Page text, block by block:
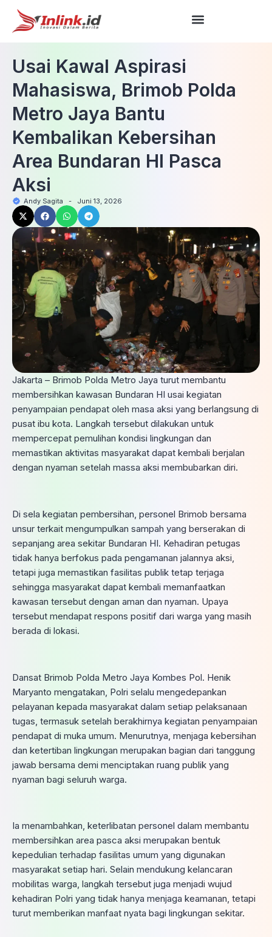
Usai Kawal Aspirasi
Mahasiswa, Brimob Polda
Metro Jaya Bantu
Kembalikan Kebersihan
Area Bundaran HI Pasca
Aksi
Andy Sagita - Juni 13, 2026
Jakarta – Brimob Polda Metro Jaya turut membantu
membersihkan kawasan Bundaran HI usai kegiatan
penyampaian pendapat oleh masa aksi yang berlangsung di
pusat ibu kota. Langkah tersebut dilakukan untuk
mempercepat pemulihan kondisi lingkungan dan
memastikan aktivitas masyarakat dapat kembali berjalan
dengan nyaman setelah massa aksi membubarkan diri.
Di sela kegiatan pembersihan, personel Brimob bersama
unsur terkait mengumpulkan sampah yang berserakan di
sepanjang area sekitar Bundaran HI. Kehadiran petugas
tidak hanya berfokus pada pengamanan jalannya aksi,
tetapi juga memastikan fasilitas publik tetap terjaga
sehingga masyarakat dapat kembali memanfaatkan
kawasan tersebut dengan aman dan nyaman. Upaya
tersebut mendapat respons positif dari warga yang masih
berada di lokasi.
Dansat Brimob Polda Metro Jaya Kombes Pol. Henik
Maryanto mengatakan, Polri selalu mengedepankan
pelayanan kepada masyarakat dalam setiap pelaksanaan
tugas, termasuk setelah berakhirnya kegiatan penyampaian
pendapat di muka umum. Menurutnya, menjaga kebersihan
dan ketertiban lingkungan merupakan bagian dari tanggung
jawab bersama demi menciptakan ruang publik yang
nyaman bagi seluruh warga.
Ia menambahkan, keterlibatan personel dalam membantu
membersihkan area pasca aksi merupakan bentuk
kepedulian terhadap fasilitas umum yang digunakan
masyarakat setiap hari. Selain mendukung kelancaran
mobilitas warga, langkah tersebut juga menjadi wujud
kehadiran Polri yang tidak hanya menjaga keamanan, tetapi
turut memberikan manfaat nyata bagi lingkungan sekitar.